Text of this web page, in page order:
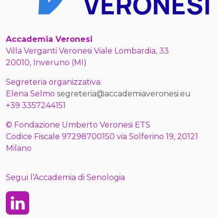
Accademia Veronesi
Villa Verganti Veronesi Viale Lombardia, 33
20010, Inveruno (MI)
Segreteria organizzativa:
Elena Selmo segreteria@accademiaveronesi.eu
+39 3357244151
© Fondazione Umberto Veronesi ETS
Codice Fiscale 97298700150 via Solferino 19, 20121
Milano
Segui l’Accademia di Senologia
Linkedin